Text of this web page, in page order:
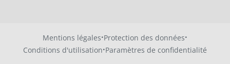
Mentions légales·Protection des données·
Conditions d'utilisation·Paramètres de confidentialité